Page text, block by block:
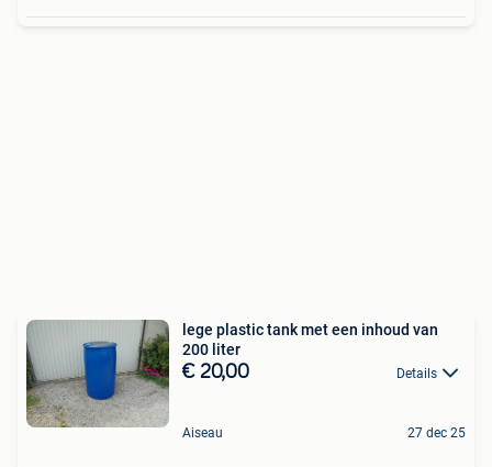
lege plastic tank met een inhoud van
200 liter
€ 20,00 Details
Aiseau 27 dec 25